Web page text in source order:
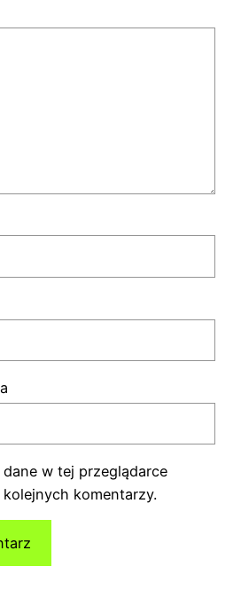
w tej przeglądarce
komentarzy.